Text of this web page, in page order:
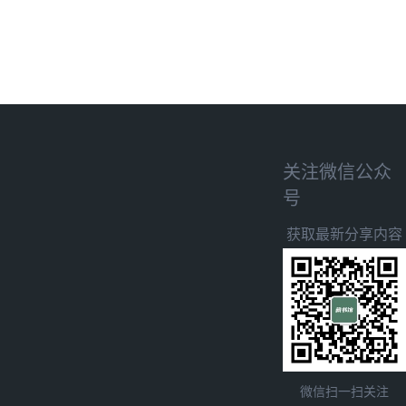
关注微信公众
号
获取最新分享内容
微信扫一扫关注